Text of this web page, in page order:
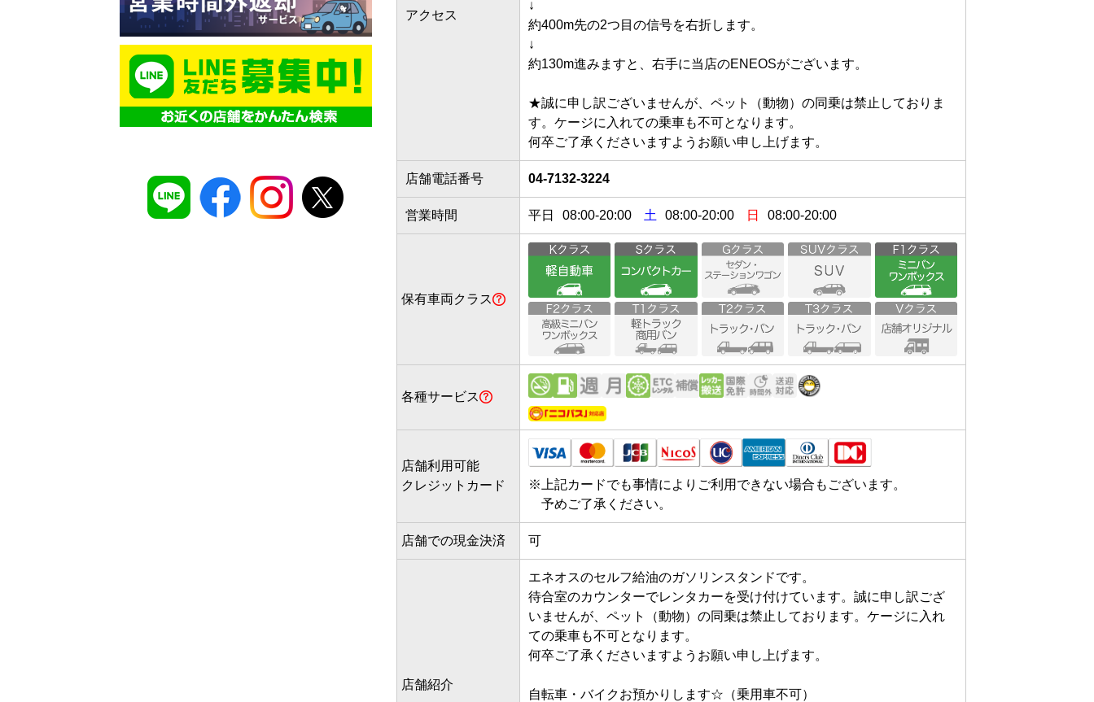
アクセス
↓
約400m先の2つ目の信号を右折します。
↓
約130m進みますと、右手に当店のENEOSがございます。
★誠に申し訳ございませんが、ペット（動物）の同乗は禁止しておりま
す。ケージに入れての乗車も不可となります。
何卒ご了承くださいますようお願い申し上げます。
店舗電話番号 04-7132-3224
営業時間 平日 08:00-20:00 土 08:00-20:00 日 08:00-20:00
保有車両クラス
各種サービス
店舗利用可能
クレジットカード
※ 上記カードでも事情によりご利用できない場合もございます。
予めご了承ください。
店舗での現金決済 可
店舗紹介
エネオスのセルフ給油のガソリンスタンドです。
待合室のカウンターでレンタカーを受け付けています。誠に申し訳ござ
いませんが、ペット（動物）の同乗は禁止しております。ケージに入れ
ての乗車も不可となります。
何卒ご了承くださいますようお願い申し上げます。
自転車・バイクお預かりします☆（乗用車不可）